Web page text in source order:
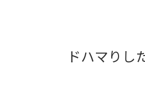
ドハマりし